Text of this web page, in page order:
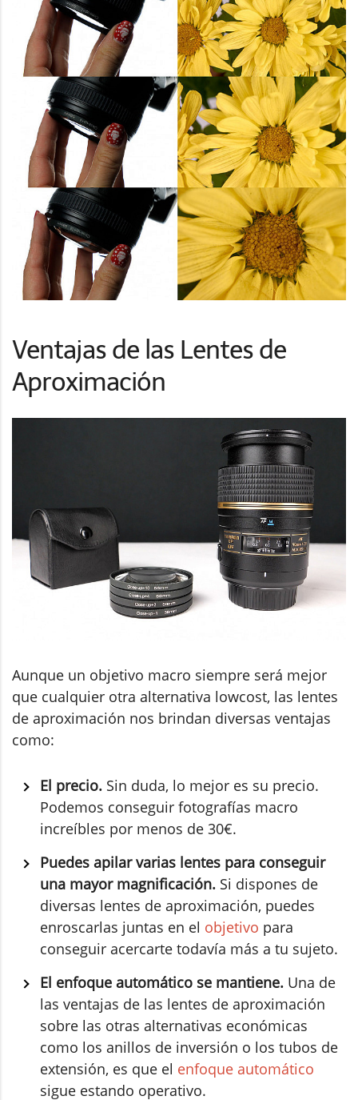
Ventajas de las Lentes de
Aproximación
Aunque un objetivo macro siempre será mejor
que cualquier otra alternativa lowcost, las lentes
de aproximación nos brindan diversas ventajas
como:
El precio. Sin duda, lo mejor es su precio.
Podemos conseguir fotografías macro
increíbles por menos de 30€.
Puedes apilar varias lentes para conseguir
una mayor magnificación. Si dispones de
diversas lentes de aproximación, puedes
enroscarlas juntas en el objetivo para
conseguir acercarte todavía más a tu sujeto.
El enfoque automático se mantiene. Una de
las ventajas de las lentes de aproximación
sobre las otras alternativas económicas
como los anillos de inversión o los tubos de
extensión, es que el enfoque automático
sigue estando operativo.